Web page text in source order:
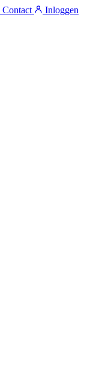
Contact
Inloggen